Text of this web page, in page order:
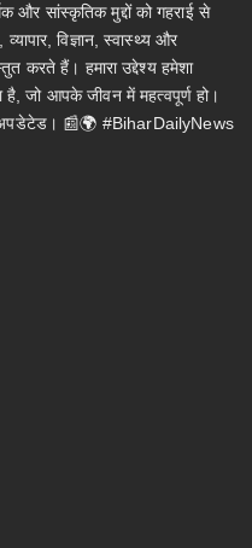
और सांस्कृतिक मुद्दों को गहराई से
विज्ञान, स्वास्थ्य और
करते हैं। हमारा उद्देश्य हमेशा
जो आपके जीवन में महत्वपूर्ण हो।
📰🌍 #BiharDailyNews